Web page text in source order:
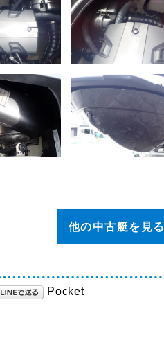
他の中古艇を見る
Pocket